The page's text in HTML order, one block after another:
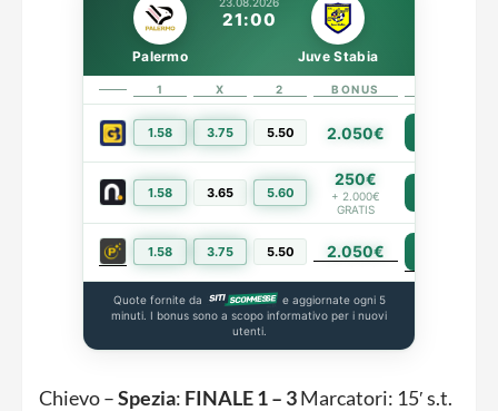
21:00
Palermo Juve Stabia
1 X 2 BONUS
1.58 3.75 5.50 2.050€
1.58 3.65 5.60
250€
+ 2.000€
GRATIS
1.58 3.75 5.50 2.050€
Quote fornite da
e aggiornate ogni 5
minuti. I bonus sono a scopo informativo per i nuovi
utenti.
Chievo –Spezia: FINALE 1 – 3Marcatori: 15′ s.t.